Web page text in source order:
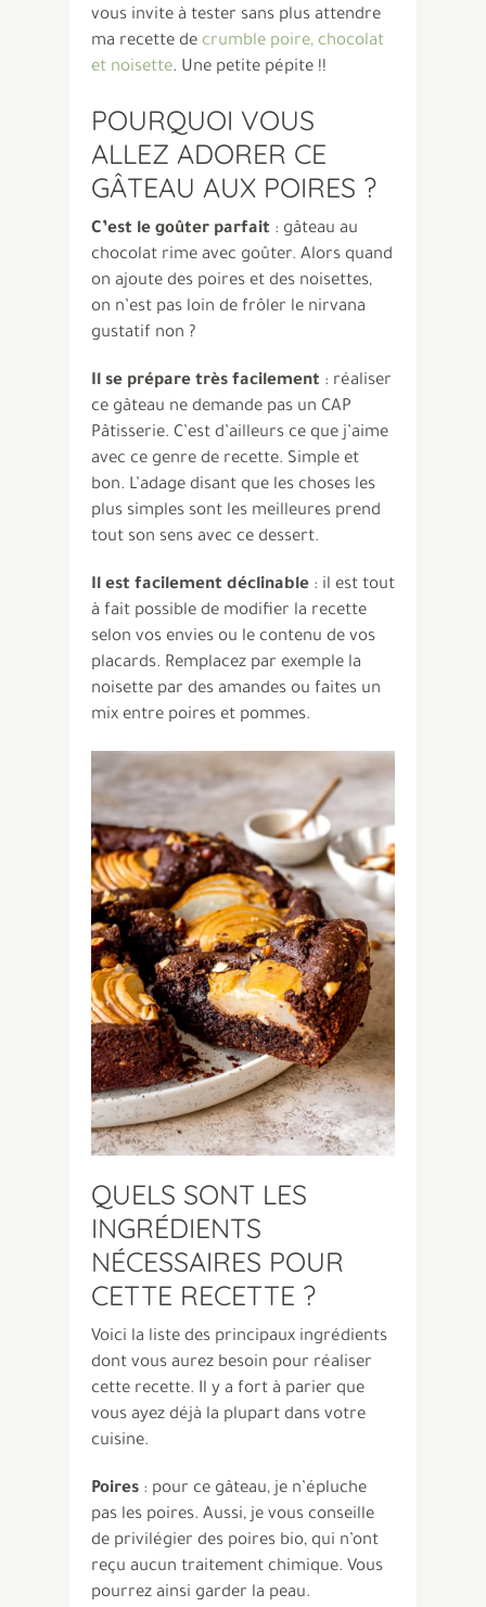
vous invite à tester sans plus attendre
ma recette de crumble poire, chocolat
et noisette. Une petite pépite !!
POURQUOI VOUS
ALLEZ ADORER CE
GÂTEAU AUX POIRES ?
C’est le goûter parfait : gâteau au
chocolat rime avec goûter. Alors quand
on ajoute des poires et des noisettes,
on n’est pas loin de frôler le nirvana
gustatif non ?
Il se prépare très facilement : réaliser
ce gâteau ne demande pas un CAP
Pâtisserie. C’est d’ailleurs ce que j’aime
avec ce genre de recette. Simple et
bon. L’adage disant que les choses les
plus simples sont les meilleures prend
tout son sens avec ce dessert.
Il est facilement déclinable : il est tout
à fait possible de modifier la recette
selon vos envies ou le contenu de vos
placards. Remplacez par exemple la
noisette par des amandes ou faites un
mix entre poires et pommes.
QUELS SONT LES
INGRÉDIENTS
NÉCESSAIRES POUR
CETTE RECETTE ?
Voici la liste des principaux ingrédients
dont vous aurez besoin pour réaliser
cette recette. Il y a fort à parier que
vous ayez déjà la plupart dans votre
cuisine.
Poires : pour ce gâteau, je n’épluche
pas les poires. Aussi, je vous conseille
de privilégier des poires bio, qui n’ont
reçu aucun traitement chimique. Vous
pourrez ainsi garder la peau.